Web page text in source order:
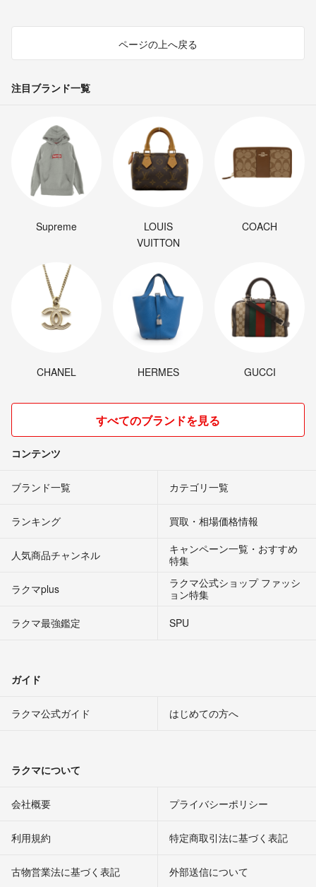
ページの上へ戻る
注目ブランド一覧
Supreme
LOUIS
VUITTON
COACH
CHANEL HERMES GUCCI
すべてのブランドを見る
コンテンツ
ブランド一覧 カテゴリ一覧
ランキング 買取・相場価格情報
人気商品チャンネル
キャンペーン一覧・おすすめ
特集
ラクマplus
ラクマ公式ショップ ファッシ
ョン特集
ラクマ最強鑑定
SPU
ガイド
ラクマ公式ガイド はじめての方へ
ラクマについて
会社概要 プライバシーポリシー
利用規約 特定商取引法に基づく表記
古物営業法に基づく表記 外部送信について